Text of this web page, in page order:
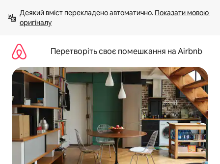
вмісту
Деякий вміст перекладено автоматично. Показати мовою
оригіналу
Перетворіть своє помешкання на Airbnb